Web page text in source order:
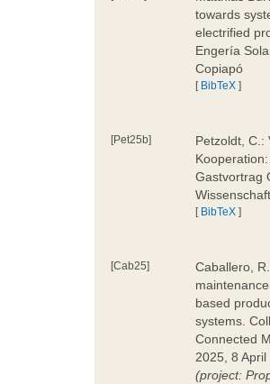
towards
electrified
Engería
Copiapó
[ BibTeX ]
[Pet25b]
Petzoldt, C.:
Gastvortrag
[ BibTeX ]
[Cab25]
Caballero,
based
systems.
Connected
2025, 8
(project: